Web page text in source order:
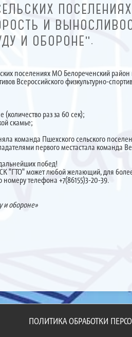
И
И ОБОРОНЕ".
поселениях МО Белореченский
Всероссийского физкультурно-
раз за 60 сек);
скамье;
команда Пшехского сельского
первого местастала команда
побед!
"ГТО" может любой желающий, для
телефона +7(86155)3-20-39.
и обороне»
ПОЛИТИКА ОБРАБОТКИ